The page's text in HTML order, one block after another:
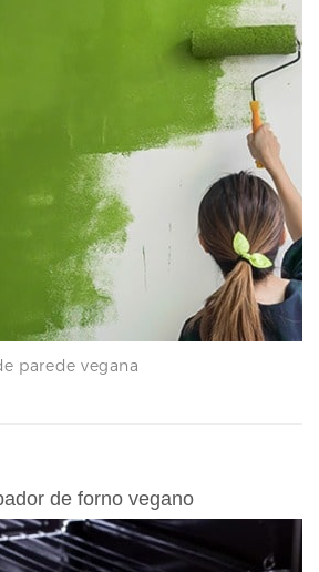
parede vegana
de forno vegano